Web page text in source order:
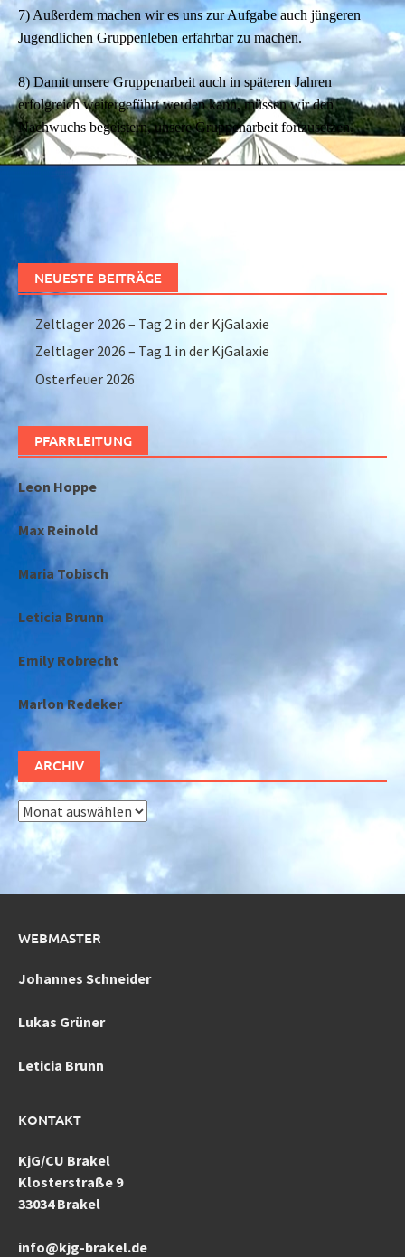
7) Außerdem machen wir es uns zur Aufgabe auch jüngeren
Jugendlichen Gruppenleben erfahrbar zu machen.
8) Damit unsere Gruppenarbeit auch in späteren Jahren
erfolgreich weitergeführt werden kann, müssen wir den
Nachwuchs begeistern, unsere Gruppenarbeit fortzusetzen.
NEUESTE BEITRÄGE
Zeltlager 2026 – Tag 2 in der KjGalaxie
Zeltlager 2026 – Tag 1 in der KjGalaxie
Osterfeuer 2026
PFARRLEITUNG
Leon Hoppe
Max Reinold
Maria Tobisch
Leticia Brunn
Emily Robrecht
Marlon Redeker
ARCHIV
Archiv
WEBMASTER
Johannes Schneider
Lukas Grüner
Leticia Brunn
KONTAKT
KjG/CU Brakel
Klosterstraße 9
33034 Brakel
info@kjg-brakel.de